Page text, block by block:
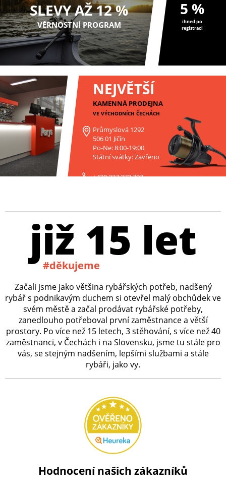
SLEVY AŽ 12 %
VĚRNOSTNÍ PROGRAM
5 %
ihned po
registraci
NEJVĚTŠÍ
KAMENNÁ PRODEJNA
VE VÝCHODNÍCH ČECHÁCH
Průmyslová 1292
506 01 Jičín
Po-Ne: 8:00-19:00
Státní svátky: Zavřeno
+420 227 272 797
již 15 let
#děkujeme
Začali jsme jako většina rybářských potřeb, nadšený
rybář s podnikavým duchem si otevřel malý obchůdek ve
svém městě a začal prodávat rybářské potřeby,
zanedlouho potřeboval první zaměstnance a větší
prostory. Po více než 15 letech, 3 stěhování, s více než 40
zaměstnanci, v Čechách i na Slovensku, jsme tu stále pro
vás, se stejným nadšením, lepšími službami a stále
rybáři, jako vy.
Hodnocení našich zákazníků